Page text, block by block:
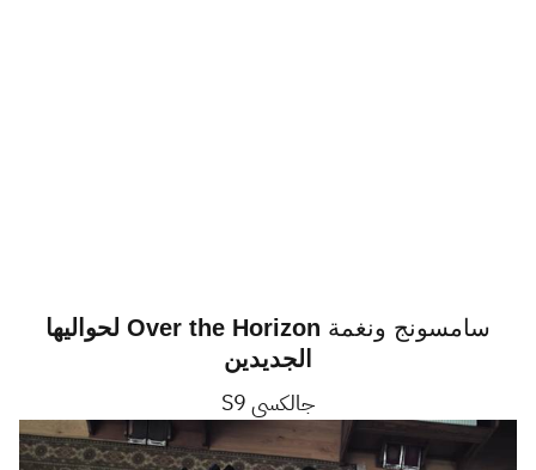
سامسونج ونغمة
Over the Horizon لحواليها
الجديدين
جالكسي S9